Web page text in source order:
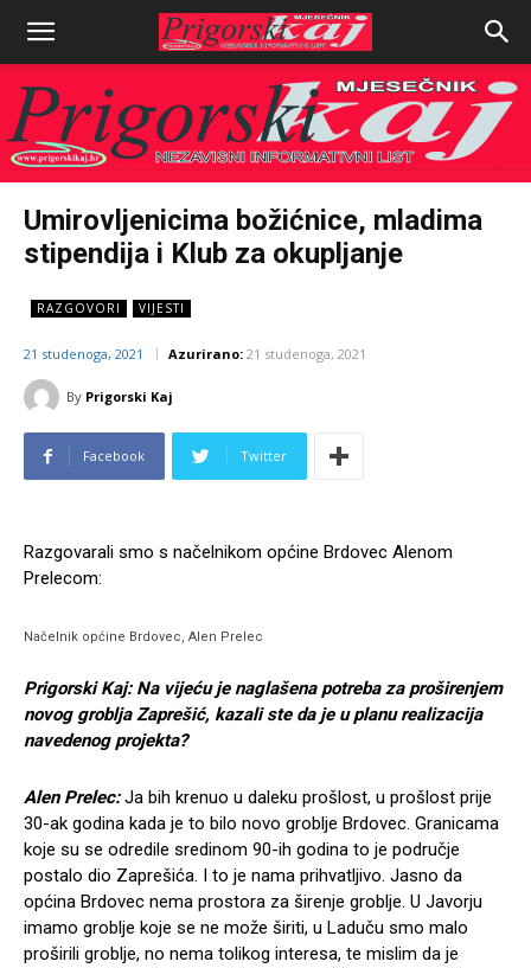
Umirovljenicima božićnice, mladima
stipendija i Klub za okupljanje
RAZGOVORI VIJESTI
21 studenoga, 2021 Azurirano: 21 studenoga, 2021
By Prigorski Kaj
Facebook Twitter
Razgovarali smo s načelnikom općine Brdovec Alenom
Prelecom:
Načelnik općine Brdovec, Alen Prelec
Prigorski Kaj: Na vijeću je naglašena potreba za proširenjem
novog groblja Zaprešić, kazali ste da je u planu realizacija
navedenog projekta?
Alen Prelec:Ja bih krenuo u daleku prošlost, u prošlost prije
30-ak godina kada je to bilo novo groblje Brdovec. Granicama
koje su se odredile sredinom 90-ih godina to je područje
postalo dio Zaprešića. I to je nama prihvatljivo. Jasno da
općina Brdovec nema prostora za širenje groblje. U Javorju
imamo groblje koje se ne može širiti, u Laduču smo malo
proširili groblje, no nema tolikog interesa, te mislim da je